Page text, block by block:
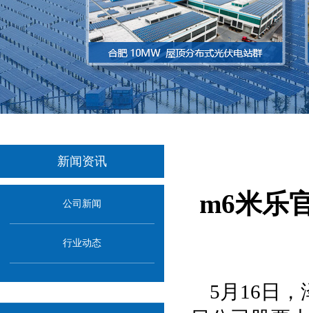
新闻资讯
公司新闻
行业动态
m6米乐
5月16日，